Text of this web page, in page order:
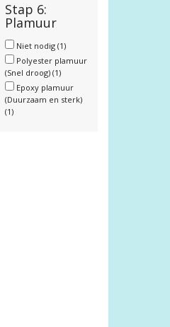
Stap 6:
Plamuur
Niet nodig (1)
Polyester plamuur
(Snel droog) (1)
Epoxy plamuur
(Duurzaam en sterk)
(1)